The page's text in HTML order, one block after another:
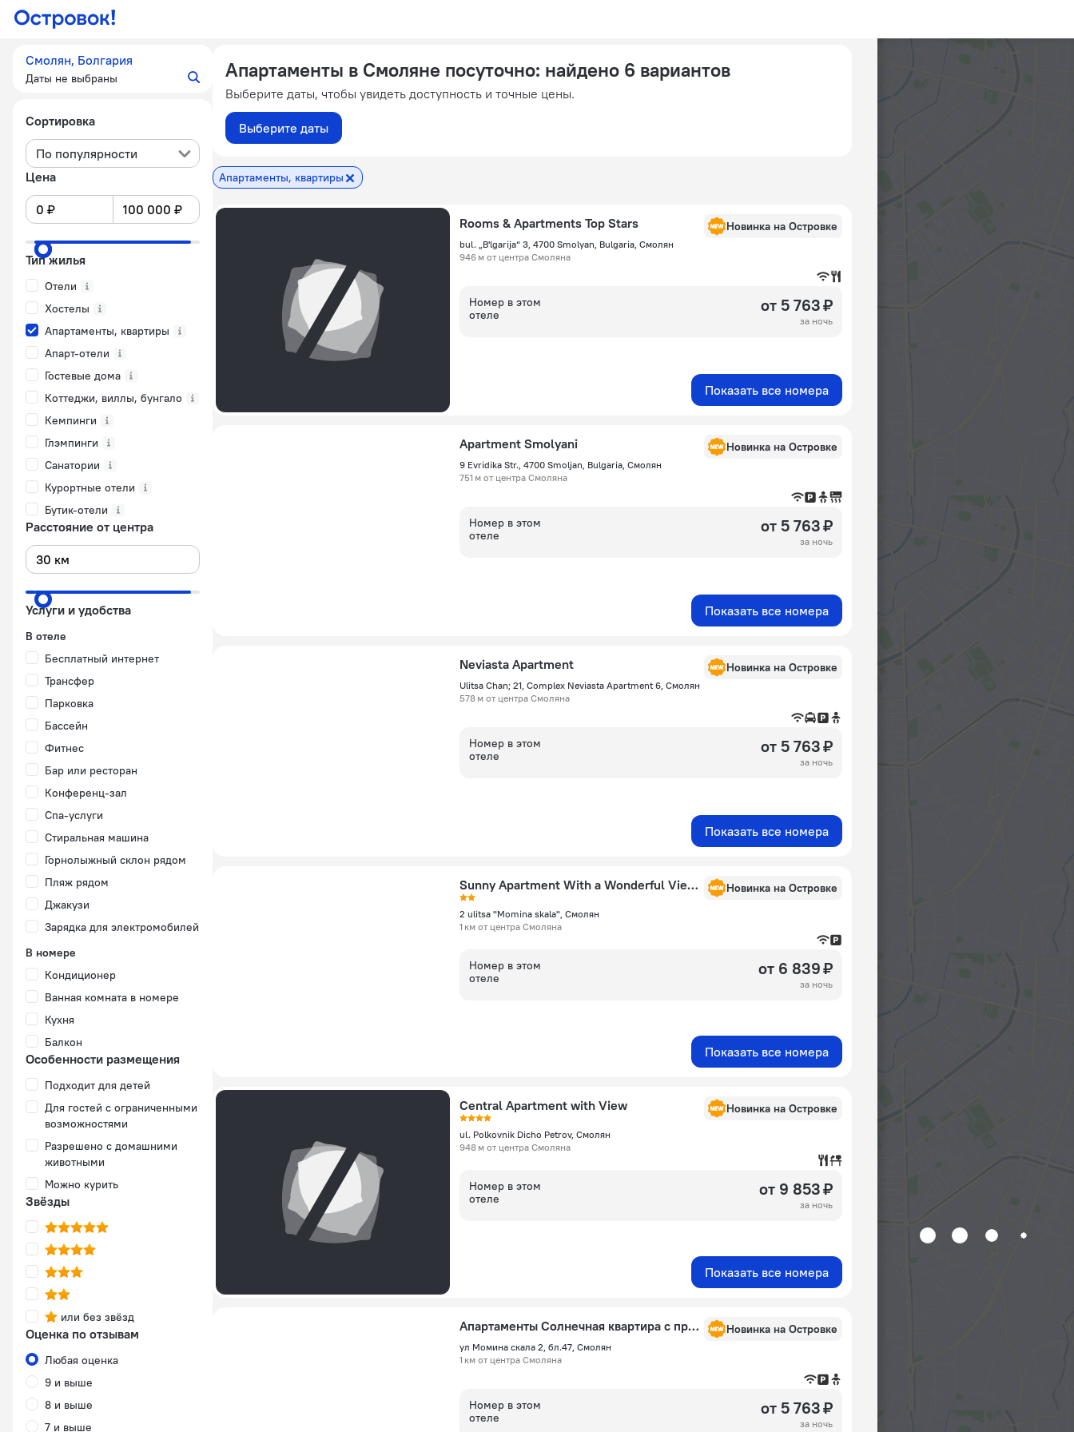
Смолян, Болгария
Даты не выбраны
Сортировка
По популярности
Цена
Тип жилья
Отели
Хостелы
Апартаменты, квартиры
Апарт-отели
Гостевые дома
Коттеджи, виллы, бунгало
Кемпинги
Глэмпинги
Санатории
Курортные отели
Бутик-отели
Расстояние от центра
Услуги и удобства
В отеле
Бесплатный интернет
Трансфер
Парковка
Бассейн
Фитнес
Бар или ресторан
Конференц-зал
Спа-услуги
Стиральная машина
Горнолыжный склон рядом
Пляж рядом
Джакузи
Зарядка для электромобилей
В номере
Кондиционер
Ванная комната в номере
Кухня
Балкон
Особенности размещения
Подходит для детей
Для гостей с ограниченными
возможностями
Разрешено с домашними
животными
Можно курить
Звёзды
или без звёзд
Оценка по отзывам
Любая оценка
9 и выше
8 и выше
7 и выше
Апартаменты в Смоляне посуточно: найдено 6 вариантов
Выберите даты, чтобы увидеть доступность и точные цены.
Выберите даты
Апартаменты, квартиры
Rooms & Apartments Top Stars
bul. „B'lgarija“ 3, 4700 Smolyan, Bulgaria, Смолян
946 м от центра Смоляна
Новинка на Островке
Номер в этом
отеле
от 5 763 ₽
за ночь
Показать все номера
Apartment Smolyani
9 Evridika Str., 4700 Smoljan, Bulgaria, Смолян
751 м от центра Смоляна
Новинка на Островке
Номер в этом
отеле
от 5 763 ₽
за ночь
Показать все номера
Neviasta Apartment
Ulitsa Chan; 21, Complex Neviasta Apartment 6, Смолян
578 м от центра Смоляна
Новинка на Островке
Номер в этом
отеле
от 5 763 ₽
за ночь
Показать все номера
Sunny Apartment With a Wonderful View - Parking
2 ulitsa "Momina skala", Смолян
1 км от центра Смоляна
Новинка на Островке
Номер в этом
отеле
от 6 839 ₽
за ночь
Показать все номера
Central Apartment with View
ul. Polkovnik Dicho Petrov, Смолян
948 м от центра Смоляна
Новинка на Островке
Номер в этом
отеле
от 9 853 ₽
за ночь
Показать все номера
Апартаменты Солнечная квартира с прекрасным видом
ул Момина скала 2, бл.47, Смолян
1 км от центра Смоляна
Новинка на Островке
Номер в этом
отеле
от 5 763 ₽
за ночь